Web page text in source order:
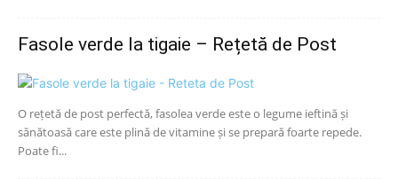
Fasole verde la tigaie – Rețetă de Post
O rețetă de post perfectă, fasolea verde este o legume ieftină și
sănătoasă care este plină de vitamine și se prepară foarte repede.
Poate fi...